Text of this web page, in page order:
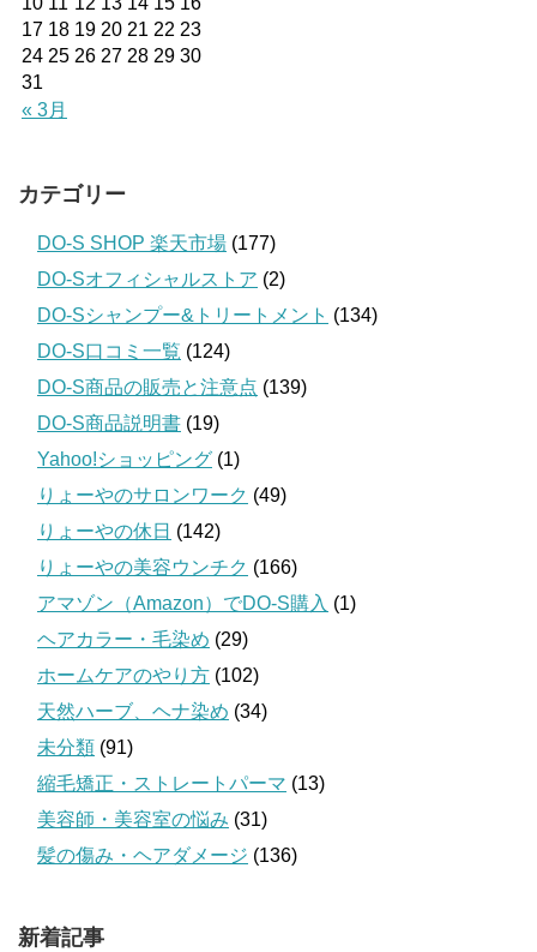
« 3月
17 18 19 20 21 22 23
24 25 26 27 28 29 30
31
カテゴリー
DO-S SHOP 楽天市場 (177)
DO-Sオフィシャルストア (2)
DO-Sシャンプー&トリートメント (134)
DO-S口コミ一覧 (124)
DO-S商品の販売と注意点 (139)
DO-S商品説明書 (19)
Yahoo!ショッピング (1)
りょーやのサロンワーク (49)
りょーやの休日 (142)
りょーやの美容ウンチク (166)
アマゾン（Amazon）でDO-S購入 (1)
ヘアカラー・毛染め (29)
ホームケアのやり方 (102)
天然ハーブ、ヘナ染め (34)
未分類 (91)
縮毛矯正・ストレートパーマ (13)
美容師・美容室の悩み (31)
髪の傷み・ヘアダメージ (136)
新着記事